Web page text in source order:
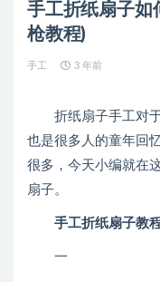
手工折纸扇子如
枪教程)
手工 3 年前
折纸扇子手工对于
也是很多人的童年回
很多，今天小编就在
扇子。
手工折纸扇子教
一